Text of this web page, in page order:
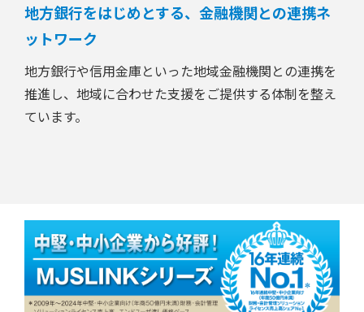
地方銀行をはじめとする、金融機関との連携ネ
ットワーク
地方銀行や信用金庫といった地域金融機関との連携を
推進し、地域に合わせた支援をご提供する体制を整え
ています。